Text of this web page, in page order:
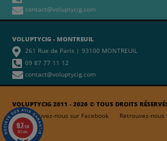
contact@voluptycig.com
VOLUPTYCIG 2011 - 2026 © TOUS DROITS
Retrouvez-nous sur Facebook
Retrouvez-
VOLUPTYCIG - MONTREUIL
261 Rue de Paris | 93100 MONTREUIL
09 87 77 11 12
contact@voluptycig.com
9.7/10
653 avis